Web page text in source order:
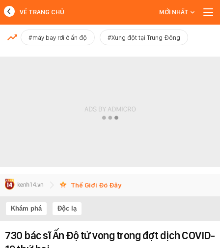
MỚI NHẤT
VỀ TRANG CHỦ MỚI NHẤT
#máy bay rơi ở ấn độ #Xung đột tại Trung Đông
Thế Giới Đó Đây
Khám phá Độc lạ
730 bác sĩ Ấn Độ tử vong trong đợt dịch COVID-